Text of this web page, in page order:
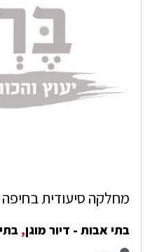
מחלקה סיעודית
בתי אבות - דיור מוגן,